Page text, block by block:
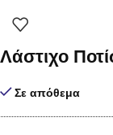
Λάστιχο
Σε απόθεμα